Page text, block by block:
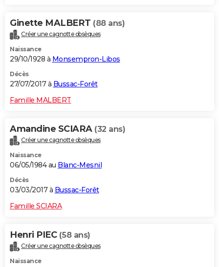
Ginette MALBERT (88 ans)
Créer une cagnotte obsèques
Naissance
29/10/1928 à Monsempron-Libos
Décès
27/07/2017 à Bussac-Forêt
Famille MALBERT
Amandine SCIARA (32 ans)
Créer une cagnotte obsèques
Naissance
06/05/1984 au Blanc-Mesnil
Décès
03/03/2017 à Bussac-Forêt
Famille SCIARA
Henri PIEC (58 ans)
Créer une cagnotte obsèques
Naissance